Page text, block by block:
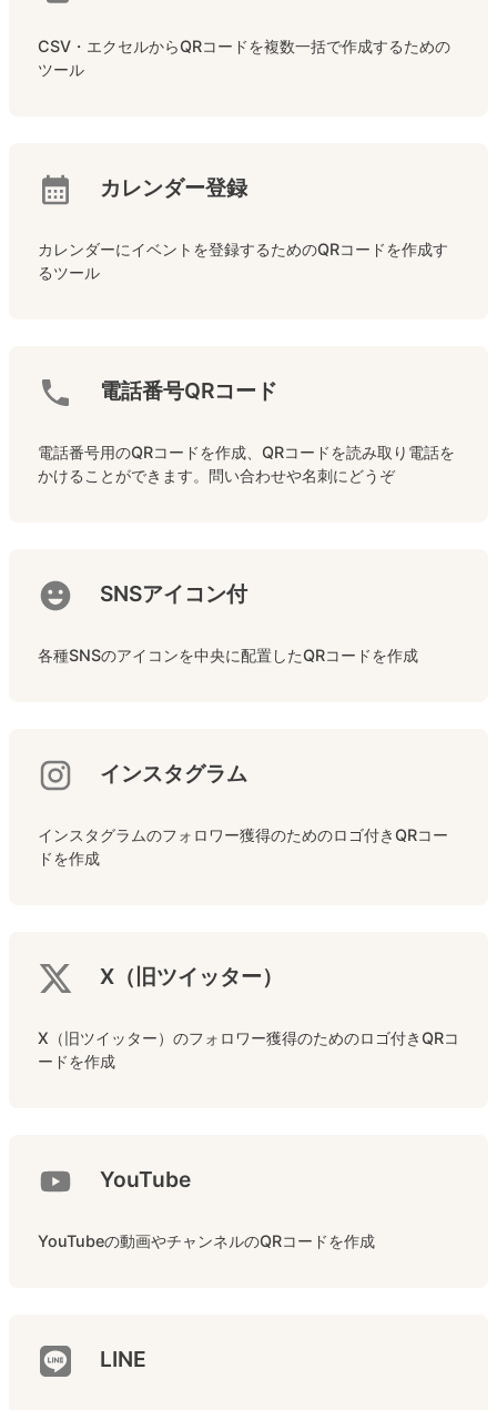
CSV・エクセルからQRコードを複数一括で作成するための
ツール
カレンダー登録
カレンダーにイベントを登録するためのQRコードを作成す
るツール
電話番号QRコード
電話番号用のQRコードを作成、QRコードを読み取り電話を
かけることができます。問い合わせや名刺にどうぞ
SNSアイコン付
各種SNSのアイコンを中央に配置したQRコードを作成
インスタグラム
インスタグラムのフォロワー獲得のためのロゴ付きQRコー
ドを作成
X（旧ツイッター）
X（旧ツイッター）のフォロワー獲得のためのロゴ付きQRコ
ードを作成
YouTube
YouTubeの動画やチャンネルのQRコードを作成
LINE